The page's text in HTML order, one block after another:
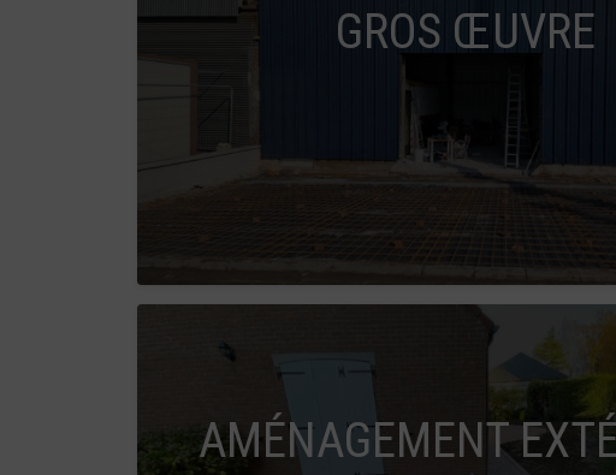
GROS ŒUVRE
AMÉNAGEMENT